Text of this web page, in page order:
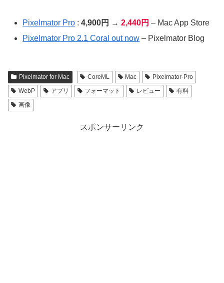
Pixelmator Pro :4,900円 →2,440円 – Mac App Store
Pixelmator Pro 2.1 Coral out now – Pixelmator Blog
Pixelmator for Mac CoreML Mac
Pixelmator-Pro
WebP
アプリ フォーマット レビュー
有料
画像
スポンサーリンク